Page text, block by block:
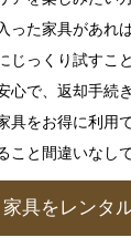
った家具があれ
じっくり試すこ
心で、返却手続
具をお得に利用
こと間違いなしで
家具をレンタ